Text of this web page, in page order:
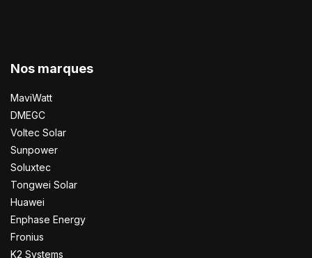
Nos marques
MaviWatt
DMEGC
Voltec Solar
Sunpower
Soluxtec
Tongwei Solar
Huawei
Enphase Energy
Fronius
K2 Systems